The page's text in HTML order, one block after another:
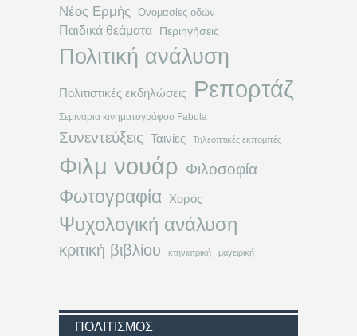
Νέος Ερμής Ονομασίες οδών
Παιδικά θεάματα Περιηγήσεις
Πολιτική ανάλυση
Πολιτιστικές εκδηλώσεις Ρεπορτάζ
Σεμινάρια κινηματογράφου Fabula
Συνεντεύξεις Ταινίες Τηλεοπτικές εκπομπές
Φιλμ νουάρ Φιλοσοφία
Φωτογραφία Χορός
Ψυχολογική ανάλυση
κριτική βιβλίου κτηνιατρική μαγειρική
ΠΟΛΙΤΙΣΜΌΣ